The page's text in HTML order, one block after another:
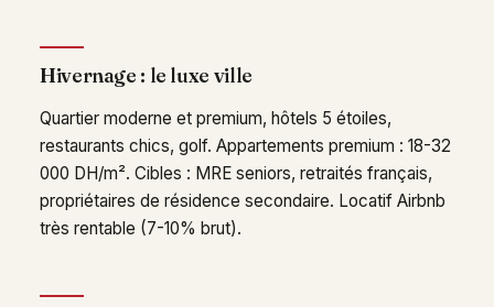
Hivernage : le luxe ville
Quartier moderne et premium, hôtels 5 étoiles,
restaurants chics, golf. Appartements premium : 18-32
000 DH/m². Cibles : MRE seniors, retraités français,
propriétaires de résidence secondaire. Locatif Airbnb
très rentable (7-10% brut).